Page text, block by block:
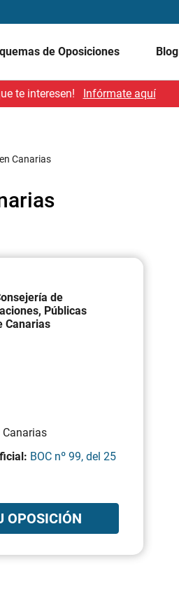
de Oposiciones Blog
te interesen! Infórmate aquí
Canarias
de
Públicas
Canarias
Canarias
BOC nº 99, del 25
OPOSICIÓN